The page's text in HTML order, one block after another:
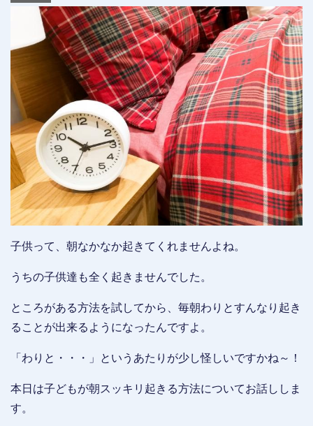
子供って、朝なかなか起きてくれませんよね。
うちの子供達も全く起きませんでした。
ところがある方法を試してから、毎朝わりとすんなり起き
ることが出来るようになったんですよ。
「わりと・・・」というあたりが少し怪しいですかね～！
本日は子どもが朝スッキリ起きる方法についてお話ししま
す。